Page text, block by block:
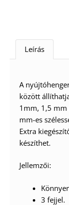
Leírás
A
között
1mm, 1,5 mm
mm-es
Extra
készíthet.
Jellemzői:
3 fejjel.